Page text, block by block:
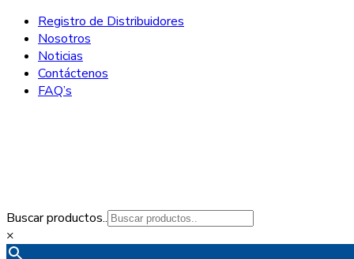
Registro de Distribuidores
Nosotros
Noticias
Contáctenos
FAQ’s
Buscar productos..
×